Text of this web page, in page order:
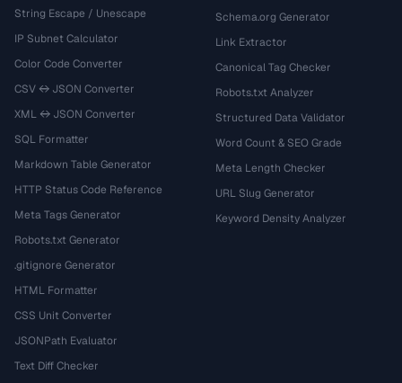
String Escape / Unescape
IP Subnet Calculator
Color Code Converter
CSV ↔ JSON Converter
XML ↔ JSON Converter
SQL Formatter
Markdown Table Generator
HTTP Status Code Reference
Meta Tags Generator
Robots.txt Generator
.gitignore Generator
HTML Formatter
CSS Unit Converter
JSONPath Evaluator
Text Diff Checker
Schema.org Generator
Link Extractor
Canonical Tag Checker
Robots.txt Analyzer
Structured Data Validator
Word Count & SEO Grade
Meta Length Checker
URL Slug Generator
Keyword Density Analyzer